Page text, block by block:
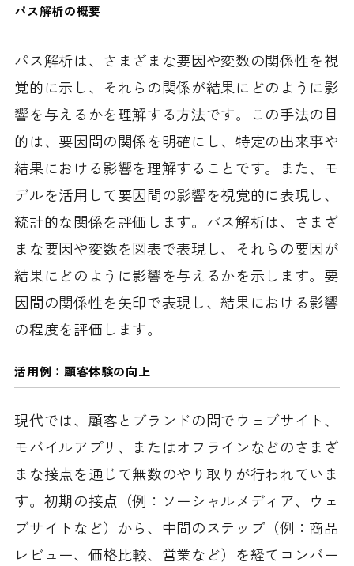
パス解析の概要
パス解析は、さまざまな要因や変数の関係性を視
覚的に示し、それらの関係が結果にどのように影
響を与えるかを理解する方法です。この手法の目
的は、要因間の関係を明確にし、特定の出来事や
結果における影響を理解することです。また、モ
デルを活用して要因間の影響を視覚的に表現し、
統計的な関係を評価します。パス解析は、さまざ
まな要因や変数を図表で表現し、それらの要因が
結果にどのように影響を与えるかを示します。要
因間の関係性を矢印で表現し、結果における影響
の程度を評価します。
活用例：顧客体験の向上
現代では、顧客とブランドの間でウェブサイト、
モバイルアプリ、またはオフラインなどのさまざ
まな接点を通じて無数のやり取りが行われていま
す。初期の接点（例：ソーシャルメディア、ウェ
ブサイトなど）から、中間のステップ（例：商品
レビュー、価格比較、営業など）を経てコンバー